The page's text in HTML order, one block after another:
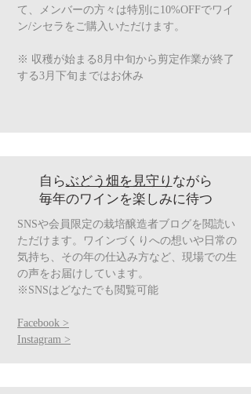
て、メンバーの方々は特別に10%OFFでワイ
ン/シセラをご購入いただけます。
​※ 収穫が始まる8月中旬から剪定作業が終了
する3月下旬まではお休み
自らぶどう畑を見守り ながら
​毎年のワインを楽しみに待つ
SNSや会員限定の栽培醸造者ブログを閲読い
ただけます。ワインづくりへの想いや日常の
気持ち、その年の仕込み方など、現場での生
の声をお届けしています。​
※SNSはどなたでも閲覧可能
Facebook >
Instagram >